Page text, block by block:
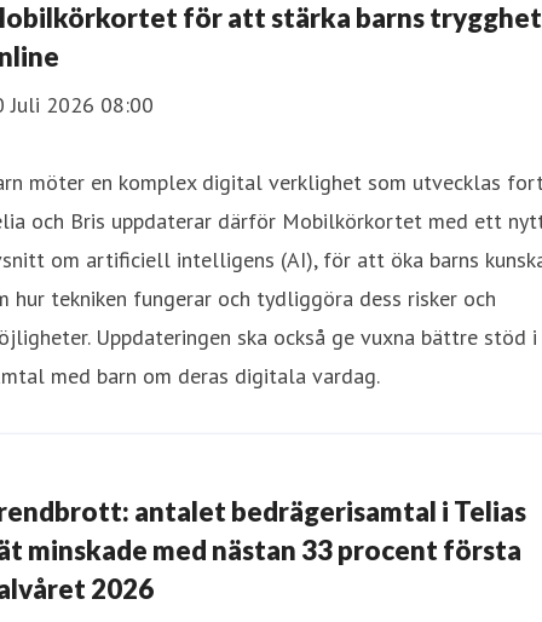
för att stärka barns trygghet
Juli 2026 08:00
möter en komplex digital verklighet som utvecklas
och Bris uppdaterar därför Mobilkörkortet med ett
om artificiell intelligens (AI), för att öka barns
hur tekniken fungerar och tydliggöra dess risker och
Uppdateringen ska också ge vuxna bättre stöd i
med barn om deras digitala vardag.
antalet bedrägerisamtal i Telias
minskade med nästan 33 procent första
2026